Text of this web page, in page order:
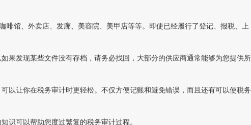
馆、外卖店、发廊、美容院、美甲店等等。即使已经履行了登记、报税、上
发现某些文件没有存档，请务必找回，大部分的供应商通常能够为您提供所
让你在税务审计时更轻松。不仅方便记账和避免错误，而且还有可以使税务
可以帮助您度过繁复的税务审计过程。